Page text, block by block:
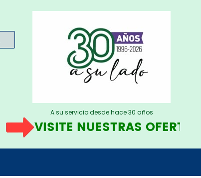
A su servicio desde hace 30 años
VISITE NUESTRAS OFERTAS